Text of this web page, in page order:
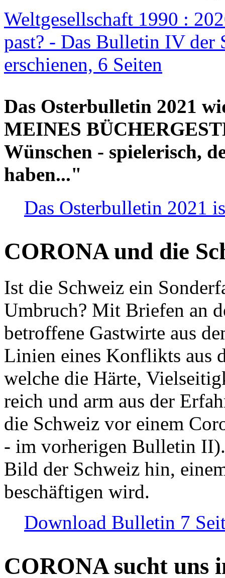
Weltgesellschaft 1990 :
past? - Das Bulletin IV der
erschienen, 6 Seiten
Das Osterbulletin 2021
MEINES
Wünschen - spielerisch,
haben..."
Das Osterbulletin 2021
CORONA und die
Ist die Schweiz ein
Umbruch? Mit Briefen an
betroffene Gastwirte aus
Linien eines Konflikts aus
welche die Härte,
reich und arm aus der
die Schweiz vor einem
- im vorherigen Bulletin
Bild der Schweiz hin,
beschäftigen wird.
Download Bulletin 7
CORONA sucht uns